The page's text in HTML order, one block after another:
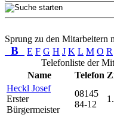
Sprung zu den Mitarbeitern
B E F G H J K L M O R
Telefonliste der
Name
Telefon
Heckl Josef
Erster
Bürgermeister
08145
84-12